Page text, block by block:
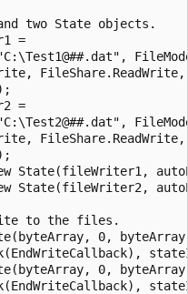
two State objects.
=
=
State(fileWriter1,
State(fileWriter2,
to the files.
0,
0,